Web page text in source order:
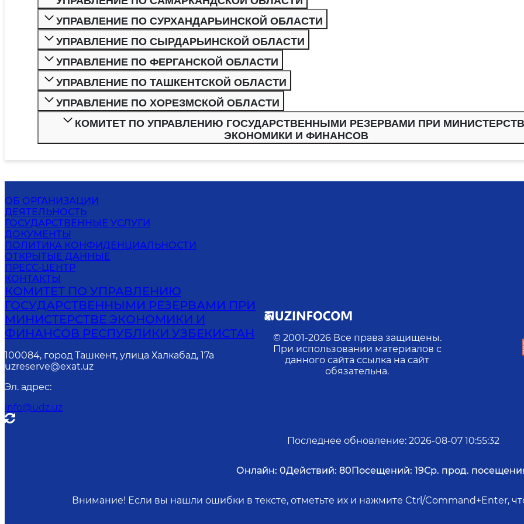
УПРАВЛЕНИЕ ПО СУРХАНДАРЬИНСКОЙ ОБЛАСТИ
УПРАВЛЕНИЕ ПО СЫРДАРЬИНСКОЙ ОБЛАСТИ
УПРАВЛЕНИЕ ПО ФЕРГАНСКОЙ ОБЛАСТИ
УПРАВЛЕНИЕ ПО ТАШКЕНТСКОЙ ОБЛАСТИ
УПРАВЛЕНИЕ ПО ХОРЕЗМСКОЙ ОБЛАСТИ
КОМИТЕТ ПО УПРАВЛЕНИЮ ГОСУДАРСТВЕННЫМИ РЕЗЕРВАМИ ПРИ
ЭКОНОМИКИ И ФИНАНСОВ
ОБ ОРГАНИЗАЦИИ
ДЕЯТЕЛЬНОСТЬ
ГОСУДАРСТВЕННЫЕ УСЛУГИ
ДОКУМЕНТЫ
ПОЛИТИКА КОНФИДЕНЦИАЛЬНОСТИ
ОТКРЫТЫЕ ДАННЫЕ
ПРЕСС-ЦЕНТР
КОНТАКТЫ
КОМИТЕТ ПО УПРАВЛЕНИЮ
ГОСУДАРСТВЕННЫМИ РЕЗЕРВАМИ ПРИ
МИНИСТЕРСТВЕ ЭКОНОМИКИ И
ФИНАНСОВ РЕСПУБЛИКИ УЗБЕКИСТАН
100084, город Ташкент, улица Халкабад, 17а
uzreserve@exat.uz
Эл. адрес:
info@udz.uz
© 2001-2026 Все права защищены.
При использовании материалов с
данного сайта ссылка на сайт
обязательна.
Последнее обновление: 2026-08-07 10:55:32
Онлайн: 0Действий: 80Посещений: 19Ср. прод.
Внимание! Если вы нашли ошибки в тексте, отметьте их и нажмите Ctrl/Command+Enter,